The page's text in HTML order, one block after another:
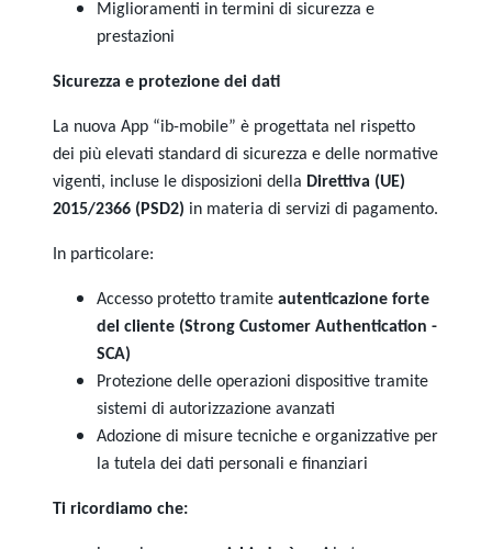
Miglioramenti in termini di sicurezza e
prestazioni
Sicurezza e protezione dei dati
La nuova App “ib-mobile” è progettata nel rispetto
dei più elevati standard di sicurezza e delle normative
vigenti, incluse le disposizioni della Direttiva (UE)
2015/2366 (PSD2) in materia di servizi di pagamento.
In particolare:
Accesso protetto tramite autenticazione forte
del cliente (Strong Customer Authentication -
SCA)
Protezione delle operazioni dispositive tramite
sistemi di autorizzazione avanzati
Adozione di misure tecniche e organizzative per
la tutela dei dati personali e finanziari
Ti ricordiamo che: